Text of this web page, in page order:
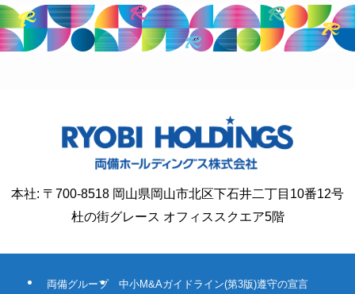
本社: 〒700-8518 岡山県岡山市北区下石井二丁目10番12号
杜の街グレース オフィススクエア5階
両備グループ 中小M&Aガイドライン(第3版)遵守の宣言